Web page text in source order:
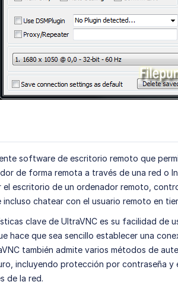
software de escritorio remoto que
de forma remota a través de una red o
el escritorio de un ordenador remoto,
chatear con el usuario remoto en
clave de UltraVNC es su facilidad de
hace que sea sencillo establecer una
también admite varios métodos de
incluyendo protección por contraseña y
de la red.